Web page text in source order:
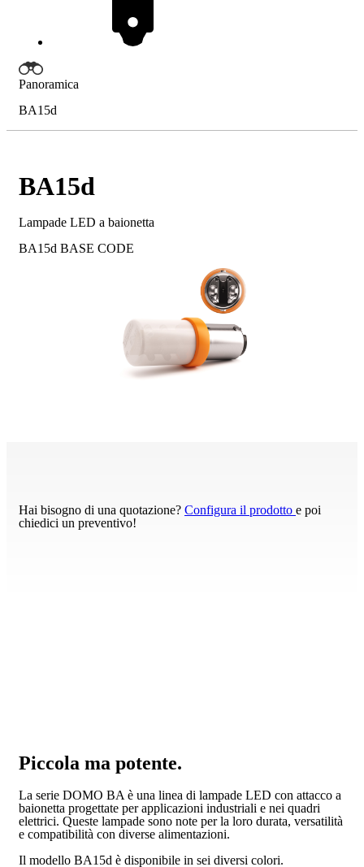
Panoramica
BA15d
BA15d
Lampade LED a baionetta
BA15d BASE CODE
Hai bisogno di una quotazione? Configura il prodotto e poi
chiedici un preventivo!
Piccola ma potente.
La serie DOMO BA è una linea di lampade LED con attacco a
baionetta progettate per applicazioni industriali e nei quadri
elettrici. Queste lampade sono note per la loro durata, versatilità
e compatibilità con diverse alimentazioni.
Il modello BA15d è disponibile in sei diversi colori.